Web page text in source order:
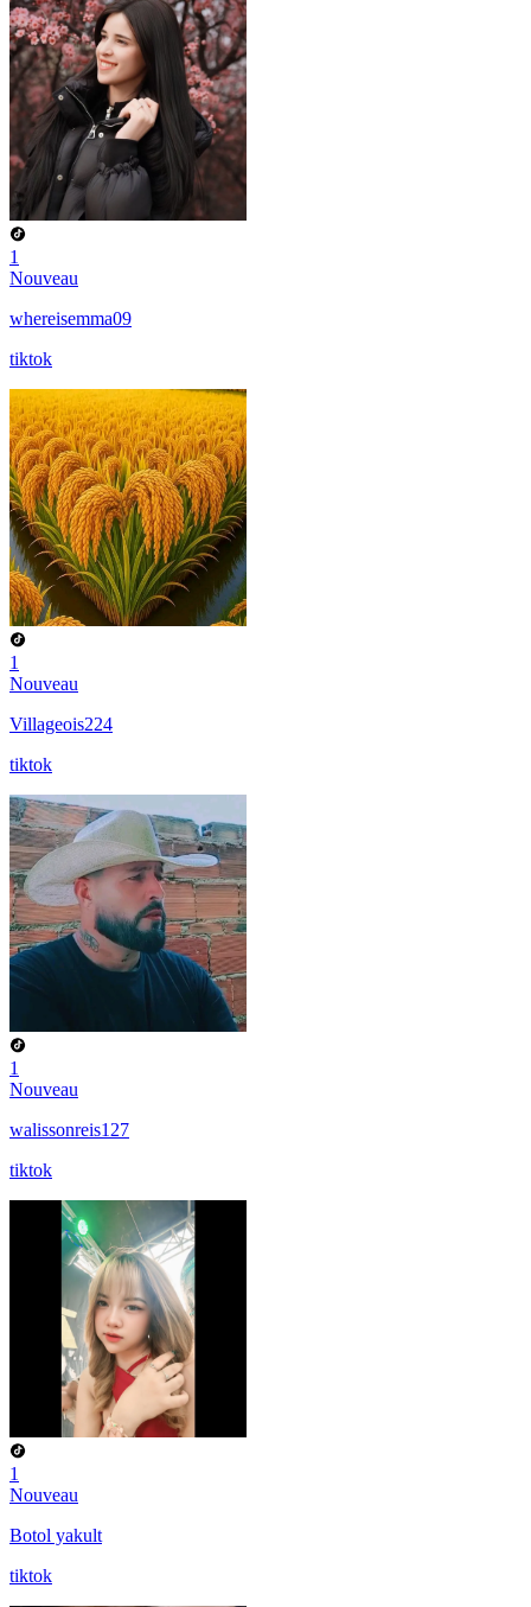
1
Nouveau
whereisemma09
tiktok
1
Nouveau
Villageois224
tiktok
1
Nouveau
walissonreis127
tiktok
1
Nouveau
Botol yakult
tiktok